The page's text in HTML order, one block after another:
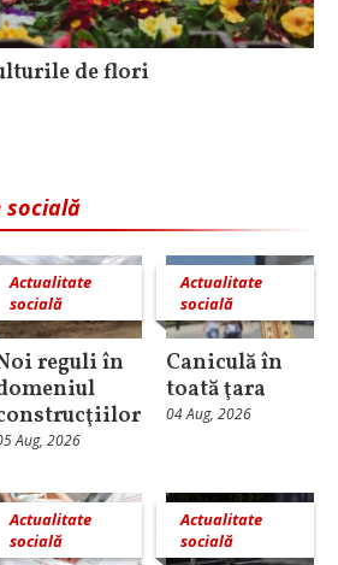
de flori
socială
Actualitate
socială
reguli în
Aug, 2026
Actualitate
socială
Caniculă în
toată ţara
04 Aug, 2026
Actualitate
socială
Actualitate
socială